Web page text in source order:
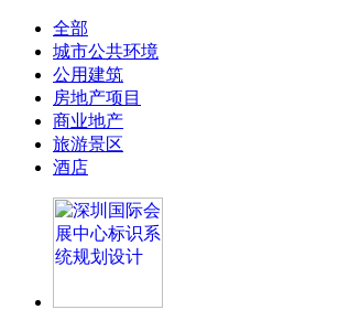
全部
城市公共环境
公用建筑
房地产项目
商业地产
旅游景区
酒店